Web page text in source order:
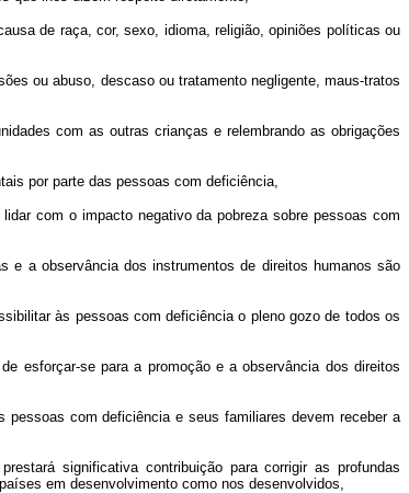
de raça, cor, sexo, idioma, religião, opiniões políticas ou
ou abuso, descaso ou tratamento negligente, maus-tratos
com as outras crianças e relembrando as obrigações
por parte das pessoas com deficiência,
com o impacto negativo da pobreza sobre pessoas com
e a observância dos instrumentos de direitos humanos são
às pessoas com deficiência o pleno gozo de todos os
esforçar-se para a promoção e a observância dos direitos
com deficiência e seus familiares devem receber a
significativa contribuição para corrigir as profundas
em desenvolvimento como nos desenvolvidos,